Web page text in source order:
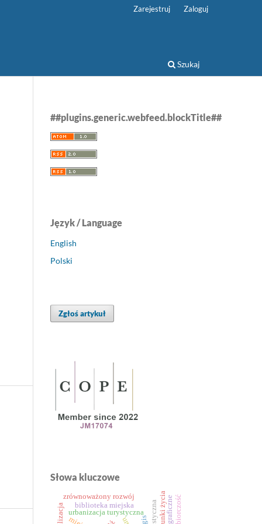
Szukaj
Zarejestruj Zaloguj
##plugins.generic.webfeed.blockTitle##
Język / Language
English
Polski
Zgłoś artykuł
Słowa kluczowe
urbanizacja turystyczna warunki życia
biblioteka miejska
zrównoważony rozwój
gis